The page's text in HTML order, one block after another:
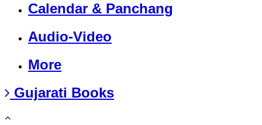
Calendar & Panchang
Audio-Video
More
Gujarati Books